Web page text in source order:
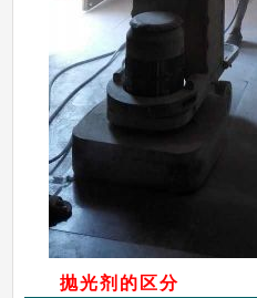
抛光剂的区分